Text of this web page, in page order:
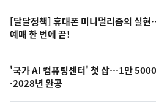
오
늘
의
사
진
[달달정책] 휴대폰 미니멀리즘의 실
예매 한 번에 끝!
'국가 AI 컴퓨팅센터' 첫 삽…1만
·2028년 완공